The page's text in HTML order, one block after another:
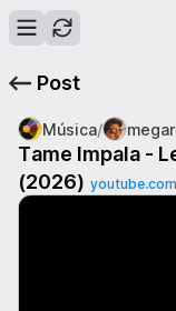
Post
Música/
Tame Impala -
(2026) youtube.com